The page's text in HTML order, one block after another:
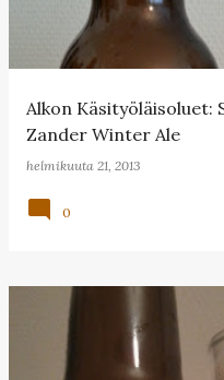
Alkon Käsityöläisoluet:
Zander Winter Ale
helmikuuta 21, 2013
0